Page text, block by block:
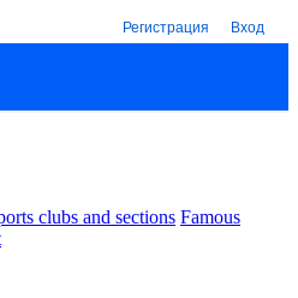
Регистрация Вход
clubs and sections Famous